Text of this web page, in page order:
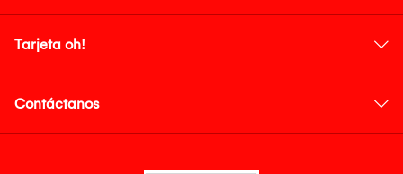
Tarjeta oh!
Contáctanos